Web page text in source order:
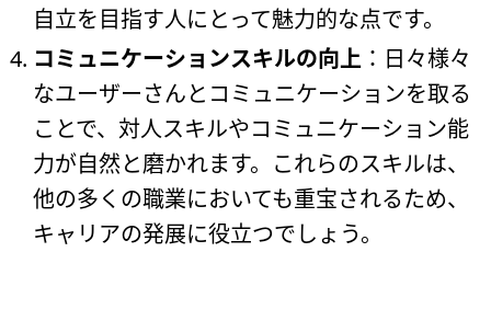
自立を目指す人にとって魅力的な点です。
コミュニケーションスキルの向上 ：日々様々
なユーザーさんとコミュニケーションを取る
ことで、対人スキルやコミュニケーション能
力が自然と磨かれます。これらのスキルは、
他の多くの職業においても重宝されるため、
キャリアの発展に役立つでしょう。